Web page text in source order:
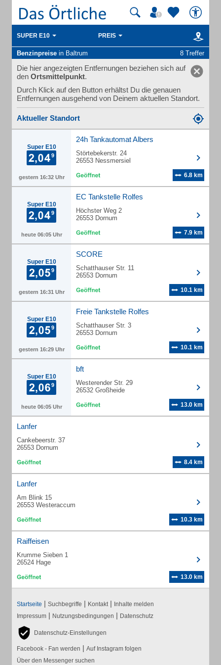
SUPER E10 PREIS
Benzinpreise in Baltrum 8 Treffer
Die hier angezeigten Entfernungen beziehen sich auf
den Ortsmittelpunkt.
Durch Klick auf den Button erhältst Du die genauen
Entfernungen ausgehend von Deinem aktuellen Standort.
Aktueller Standort
Super E10
gestern 16:32 Uhr
24h Tankautomat Albers
Störtebekerstr. 24
26553 Nessmersiel
6.8 km
Super E10
heute 06:05 Uhr
EC Tankstelle Rolfes
Höchster Weg 2
26553 Dornum
7.9 km
Super E10
gestern 16:31 Uhr
SCORE
Schatthauser Str. 11
26553 Dornum
10.1 km
Super E10
gestern 16:29 Uhr
Freie Tankstelle Rolfes
Schatthauser Str. 3
26553 Dornum
10.1 km
Super E10
heute 06:05 Uhr
bft
Westerender Str. 29
26532 Großheide
13.0 km
Lanfer
Cankebeerstr. 37
26553 Dornum
8.4 km
Lanfer
Am Blink 15
26553 Westeraccum
10.3 km
Raiffeisen
Krumme Sieben 1
26524 Hage
13.0 km
Startseite | Suchbegriffe | Kontakt | Inhalte melden
Impressum | Nutzungsbedingungen | Datenschutz
Datenschutz-Einstellungen
Facebook - Fan werden | Auf Instagram folgen
Über den Messenger suchen